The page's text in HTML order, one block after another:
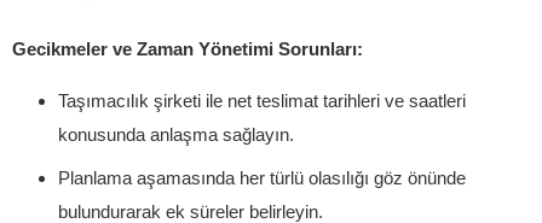
Gecikmeler ve Zaman Yönetimi Sorunları:
Taşımacılık şirketi ile net teslimat tarihleri ve saatleri
konusunda anlaşma sağlayın.
Planlama aşamasında her türlü olasılığı göz önünde
bulundurarak ek süreler belirleyin.